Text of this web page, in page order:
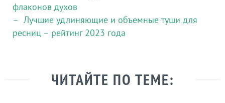
флаконов духов
Лучшие удлиняющие и объемные туши для
ресниц – рейтинг 2023 года
ЧИТАЙТЕ ПО ТЕМЕ: